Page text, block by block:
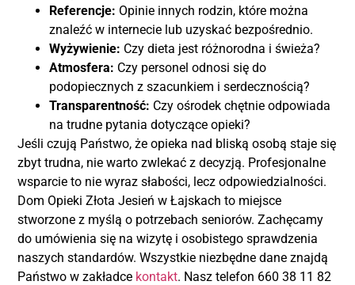
Referencje: Opinie innych rodzin, które można
znaleźć w internecie lub uzyskać bezpośrednio.
Wyżywienie: Czy dieta jest różnorodna i świeża?
Atmosfera: Czy personel odnosi się do
podopiecznych z szacunkiem i serdecznością?
Transparentność: Czy ośrodek chętnie odpowiada
na trudne pytania dotyczące opieki?
Jeśli czują Państwo, że opieka nad bliską osobą staje się
zbyt trudna, nie warto zwlekać z decyzją. Profesjonalne
wsparcie to nie wyraz słabości, lecz odpowiedzialności.
Dom Opieki Złota Jesień w Łajskach to miejsce
stworzone z myślą o potrzebach seniorów. Zachęcamy
do umówienia się na wizytę i osobistego sprawdzenia
naszych standardów. Wszystkie niezbędne dane znajdą
Państwo w zakładce kontakt. Nasz telefon 660 38 11 82